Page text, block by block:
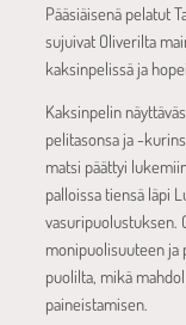
Pääsiäisenä pelatut
sujuivat Oliverilta
kaksinpelissä ja
Kaksinpelin
pelitasonsa ja -
matsi päättyi
palloissa tiensä läpi
vasuripuolustuksen.
monipuolisuuteen ja
puolilta, mikä
paineistamisen.